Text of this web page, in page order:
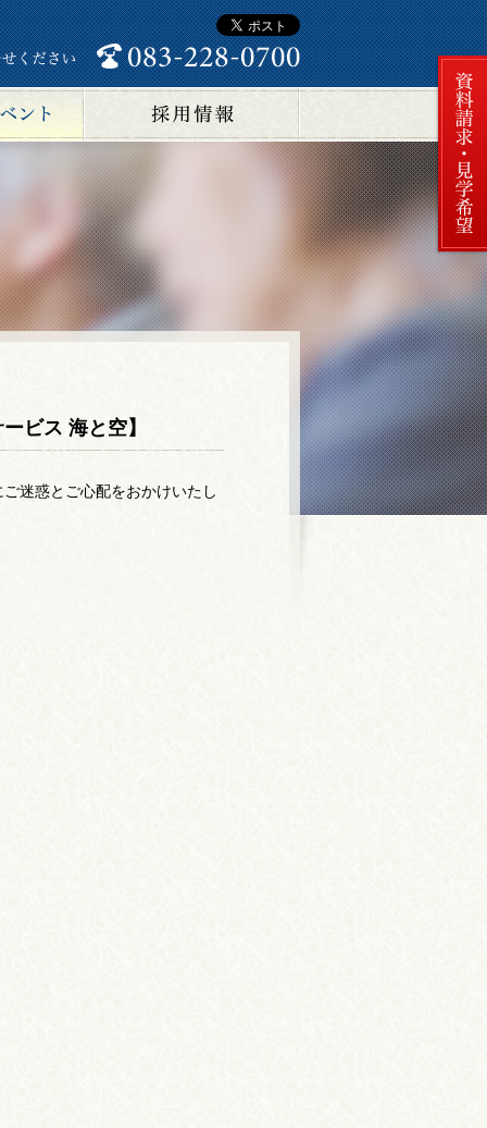
ビス 海と空】
迷惑とご心配をおかけいたし